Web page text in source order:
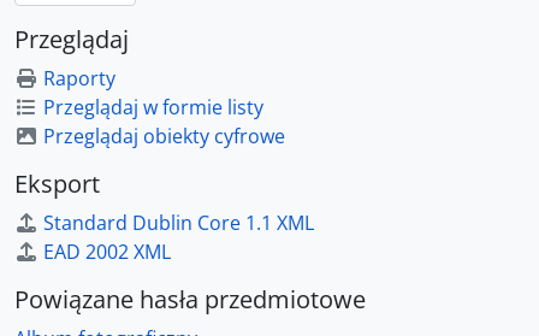
Przeglądaj
Raporty
Przeglądaj w formie listy
Przeglądaj obiekty cyfrowe
Eksport
Standard Dublin Core 1.1 XML
EAD 2002 XML
Powiązane hasła przedmiotowe